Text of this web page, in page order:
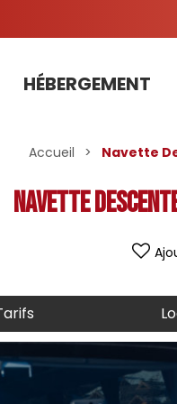
HÉBERGEMENT
Accueil > Navette
Navette Descente